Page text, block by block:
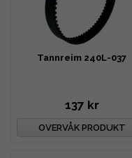
Tannreim 240L-037
137 kr
OVERVÅK PRODUKT